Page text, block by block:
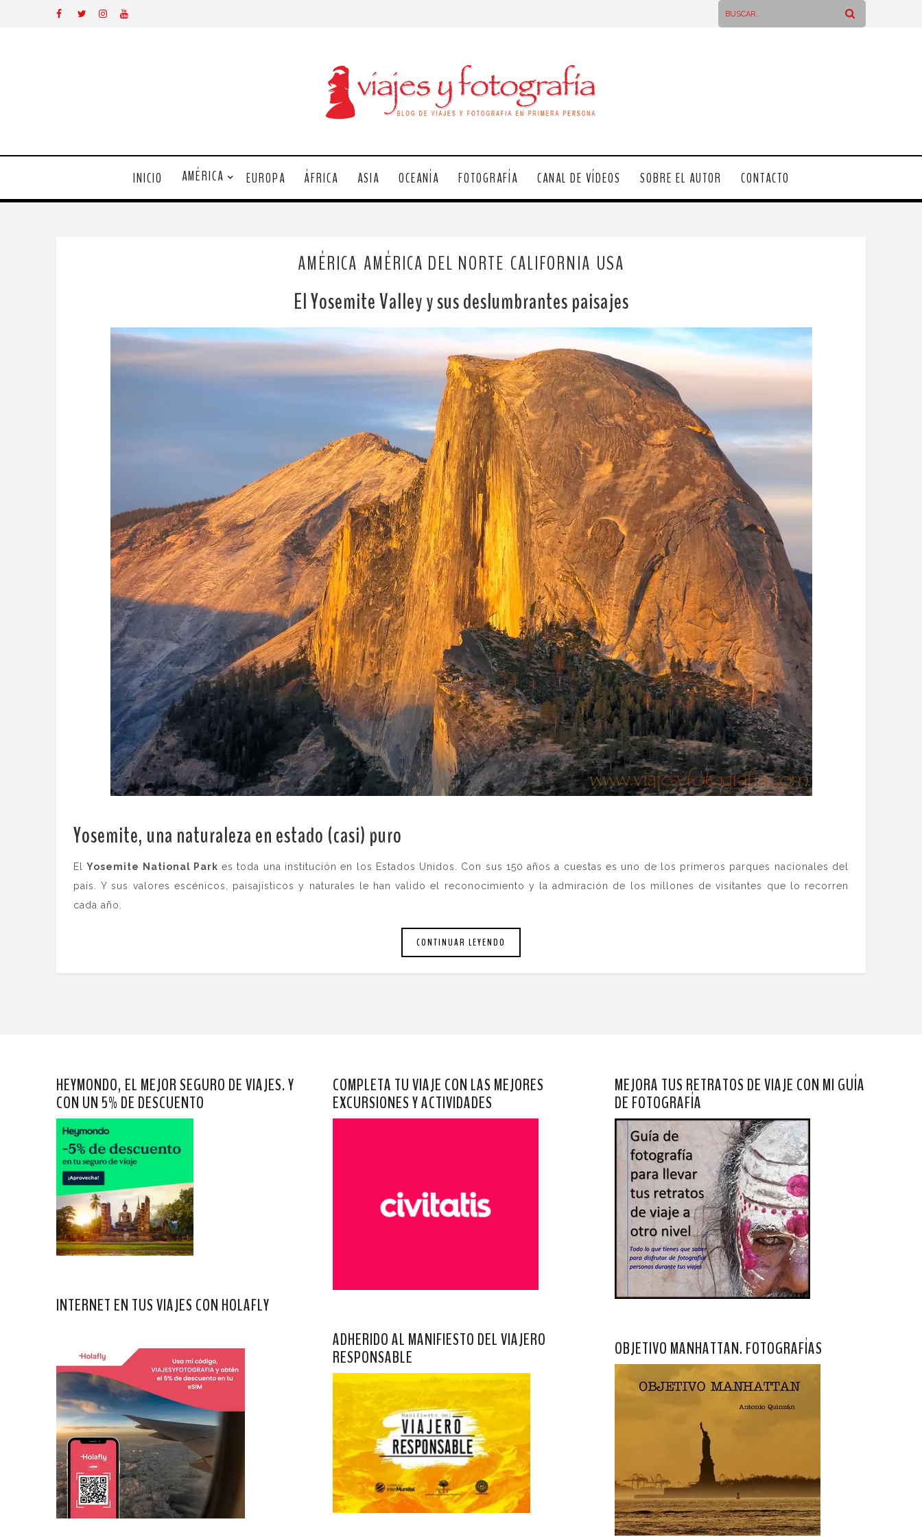
INICIO AMÉRICA EUROPA ÁFRICA ASIA OCEANÍA FOTOGRAFÍA CANAL DE VÍDEOS SOBRE EL AUTOR CONTACTO
AMÉRICA AMÉRICA DEL NORTE CALIFORNIA USA
El Yosemite Valley y sus deslumbrantes paisajes
Yosemite, una naturaleza en estado (casi) puro
ElYosemite National Park es toda una institución en los Estados Unidos. Con sus 150 años a cuestas es uno de los primeros parques nacionales del
país. Y sus valores escénicos, paisajísticos y naturales le han valido el reconocimiento y la admiración de los millones de visitantes que lo recorren
cada año.
CONTINUAR LEYENDO
HEYMONDO, EL MEJOR SEGURO DE VIAJES. Y
CON UN 5% DE DESCUENTO
INTERNET EN TUS VIAJES CON HOLAFLY
COMPLETA TU VIAJE CON LAS MEJORES
EXCURSIONES Y ACTIVIDADES
ADHERIDO AL MANIFIESTO DEL VIAJERO
RESPONSABLE
MEJORA TUS RETRATOS DE VIAJE CON MI GUÍA
DE FOTOGRAFÍA
OBJETIVO MANHATTAN. FOTOGRAFÍAS